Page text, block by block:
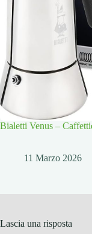
Bialetti Venus –
11 Marzo 2026
Lascia una risposta